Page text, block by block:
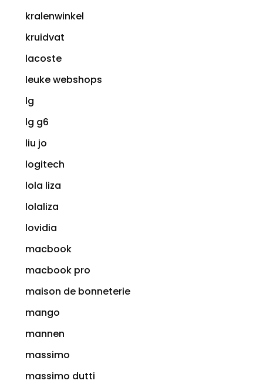
kralenwinkel
kruidvat
lacoste
leuke webshops
lg
lg g6
liu jo
logitech
lola liza
lolaliza
lovidia
macbook
macbook pro
maison de bonneterie
mango
mannen
massimo
massimo dutti